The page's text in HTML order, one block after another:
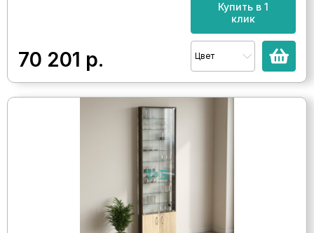
70 201 р.
Купить в 1
клик
Цвет